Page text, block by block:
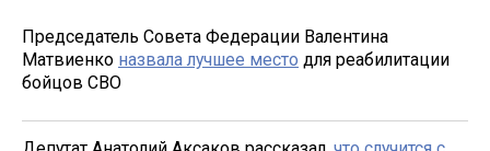
Председатель Совета Федерации Валентина
Матвиенко назвала лучшее место для реабилитации
бойцов СВО